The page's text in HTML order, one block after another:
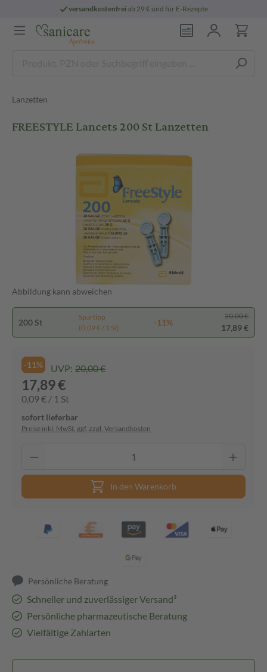
versandkostenfreiab 29 € und für E-Rezepte
Lanzetten
FREESTYLE Lancets 200 St Lanzetten
Abbildung kann abweichen
200 St
Spartipp
(0,09 € / 1 St)
-11%
20,00 €
17,89 €
-11% UVP: 20,00 €
17,89 €
0,09 € / 1 St
sofort lieferbar
Preise inkl. MwSt. ggf. zzgl. Versandkosten
In den Warenkorb
Persönliche Beratung
Schneller und zuverlässiger Versand³
Persönliche pharmazeutische Beratung
Vielfältige Zahlarten